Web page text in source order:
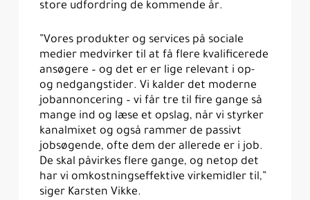
store udfordring de kommende år.
”Vores produkter og services på sociale
medier medvirker til at få flere kvalificerede
ansøgere – og det er er lige relevant i op-
og nedgangstider. Vi kalder det moderne
jobannoncering – vi får tre til fire gange så
mange ind og læse et opslag, når vi styrker
kanalmixet og også rammer de passivt
jobsøgende, ofte dem der allerede er i job.
De skal påvirkes flere gange, og netop det
har vi omkostningseffektive virkemidler til,”
siger Karsten Vikke.